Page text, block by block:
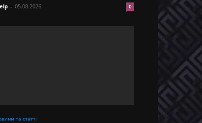
- 05.08.2026 0
та статті